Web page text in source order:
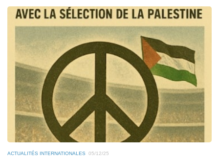
ACTUALITÉS INTERNATIONALES 05/12/25